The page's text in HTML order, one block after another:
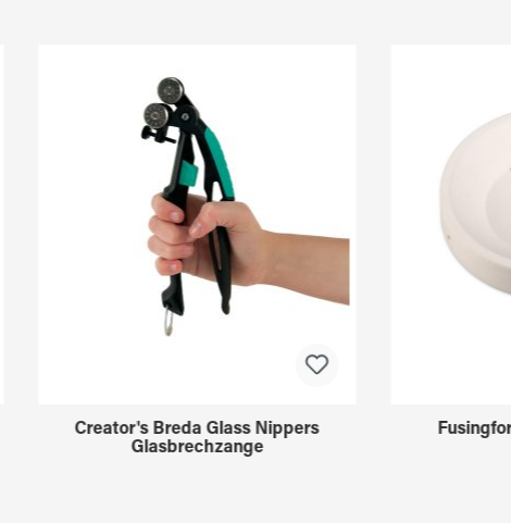
Creator's Breda Glass Nippers
Glasbrechzange